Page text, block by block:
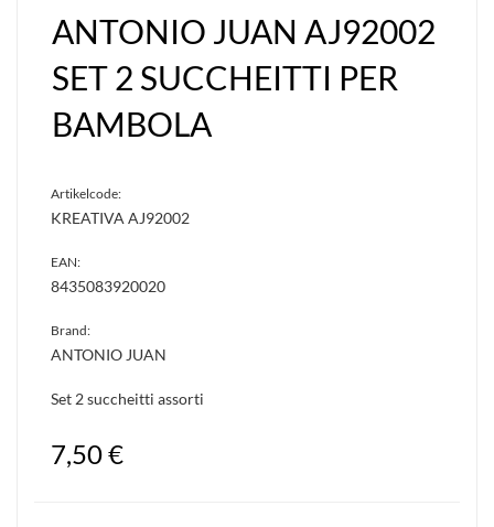
ANTONIO JUAN AJ92002
SET 2 SUCCHEITTI PER
BAMBOLA
Artikelcode:
KREATIVA AJ92002
EAN:
8435083920020
Brand:
ANTONIO JUAN
Set 2 succheitti assorti
7,50 €